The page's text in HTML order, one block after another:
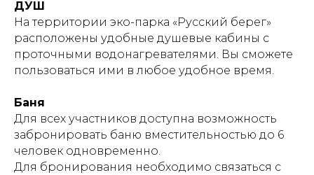
ДУШ
На территории эко-парка «Русский берег»
расположены удобные душевые кабины с
проточными водонагревателями. Вы сможете
пользоваться ими в любое удобное время.
Баня
Для всех участников доступна возможность
забронировать баню вместительностью до 6
человек одновременно.
Для бронирования необходимо связаться с